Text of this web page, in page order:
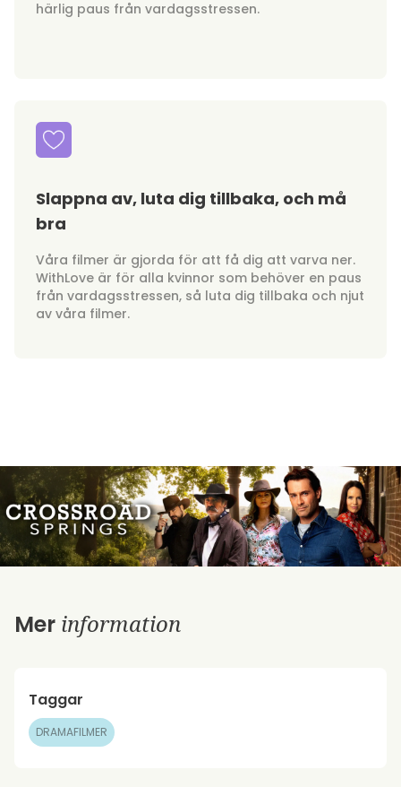
härlig paus från vardagsstressen.
Slappna av, luta dig tillbaka, och må
bra
Våra filmer är gjorda för att få dig att varva ner.
WithLove är för alla kvinnor som behöver en paus
från vardagsstressen, så luta dig tillbaka och njut
av våra filmer.
Mer information
Taggar
DRAMAFILMER